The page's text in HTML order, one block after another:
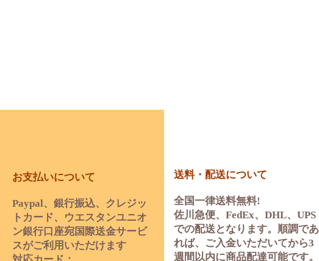
お支払いについて
Paypal、銀行振込、クレジッ
トカード、ウエスタンユニオ
ン銀行口座宛国際送金サービ
スがご利用いただけます
送料・配送について
全国一律送料無料!
佐川急便、FedEx、DHL、UPS
での配送となります。順調であ
れば、ご入金いただいてから3
週間以内に商品配達可能です。